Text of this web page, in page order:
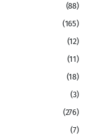
(88)
(165)
(12)
(11)
(18)
(3)
(276)
(7)